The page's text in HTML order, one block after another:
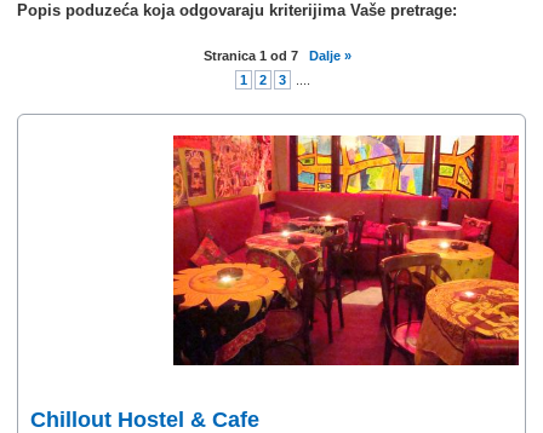
Popis poduzeća koja odgovaraju kriterijima Vaše pretrage:
Stranica 1 od 7
Dalje »
1
2 3
Chillout Hostel & Cafe